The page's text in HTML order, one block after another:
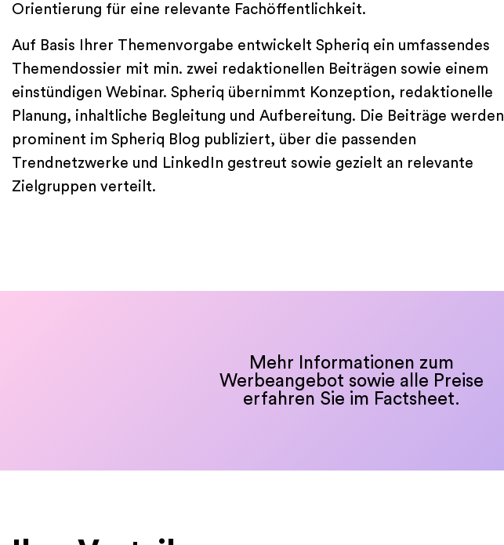
Orientierung für eine relevante Fachöffentlichkeit.
Auf Basis Ihrer Themenvorgabe entwickelt Spheriq ein umfassendes
Themendossier mit min. zwei redaktionellen Beiträgen sowie einem
einstündigen Webinar. Spheriq übernimmt Konzeption, redaktionelle
Planung, inhaltliche Begleitung und Aufbereitung. Die Beiträge werden
prominent im Spheriq Blog publiziert, über die passenden
Trendnetzwerke und LinkedIn gestreut sowie gezielt an relevante
Zielgruppen verteilt.
Mehr Informationen zum
Werbeangebot sowie alle Preise
erfahren Sie im Factsheet.